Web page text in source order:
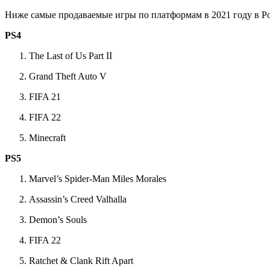
Ниже самые продаваемые игры по платформам в 2021 году в
PS4
The Last of Us Part II
Grand Theft Auto V
FIFA 21
FIFA 22
Minecraft
PS5
Marvel’s Spider-Man Miles Morales
Assassin’s Creed Valhalla
Demon’s Souls
FIFA 22
Ratchet & Clank Rift Apart